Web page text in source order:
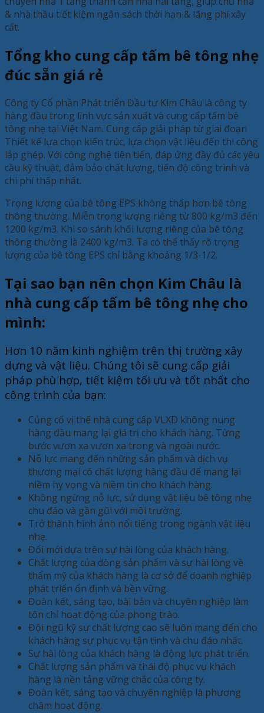
& nhà thầu tiết kiệm ngân sách thời hạn & lãng phí xây
cất.
Tổng kho cung cấp tấm bê tông nhẹ
đúc sẵn giá rẻ
Công ty Cổ phần Phát triển Đầu tư Kim Châu là công ty
hàng đầu trong lĩnh vực sản xuất và cung cấp tấm bê
tông nhẹ tại Việt Nam. Cung cấp giải pháp từ giai đoạn
Thiết kế lựa chọn kiến trúc, lựa chọn vật liệu đến thi công
lắp ghép. Với công nghệ tiên tiến, đáp ứng đầy đủ các yêu
cầu kỹ thuật, đảm bảo chất lượng, tiến độ công trình và
chi phí thấp nhất.
Trọng lượng của bê tông EPS không thấp hơn bê tông
thông thường. Miễn trọng lượng riêng từ 800 kg/m3 đến
1200 kg/m3. Khi so sánh khối lượng riêng của bê tông
thông thường là 2400 kg/m3. Ta có thể thấy rõ trọng
lượng của bê tông EPS chỉ bằng khoảng 1/3-1/2.
Tại sao bạn nên chọn Kim Châu là
nhà cung cấp tấm bê tông nhẹ cho
mình:
Hơn 10 năm kinh nghiệm trên thị trường xây
dựng và vật liệu. Chúng tôi sẽ cung cấp giải
pháp phù hợp, tiết kiệm tối ưu và tốt nhất cho
công trình của bạn:
Củng cố vị thế nhà cung cấp VLXD không nung
hàng đầu mang lại giá trị cho khách hàng. Từng
bước vươn xa vươn xa trong và ngoài nước.
Nỗ lực mang đến những sản phẩm và dịch vụ
thương mại có chất lượng hàng đầu để mang lại
niềm hy vọng và niềm tin cho khách hàng.
Không ngừng nỗ lực, sử dụng vật liệu bê tông nhẹ
chu đáo và gần gũi với môi trường.
Trở thành hình ảnh nổi tiếng trong ngành vật liệu
nhẹ.
Đổi mới dựa trên sự hài lòng của khách hàng.
Chất lượng của dòng sản phẩm và sự hài lòng về
thẩm mỹ của khách hàng là cơ sở để doanh nghiệp
phát triển ổn định và bền vững.
Đoàn kết, sáng tạo, bài bản và chuyên nghiệp làm
tôn chỉ hoạt động của phong trào.
Đội ngũ kỹ sư chất lượng cao sẽ luôn mang đến cho
khách hàng sự phục vụ tận tình và chu đáo nhất.
Sự hài lòng của khách hàng là động lực phát triển.
Chất lượng sản phẩm và thái độ phục vụ khách
hàng là nền tảng vững chắc của công ty.
Đoàn kết, sáng tạo và chuyên nghiệp là phương
châm hoạt động.